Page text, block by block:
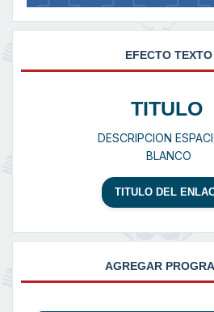
EFECTO TEXTO
TITULO
DESCRIPCION
BLANCO
TITULO DEL
AGREGAR